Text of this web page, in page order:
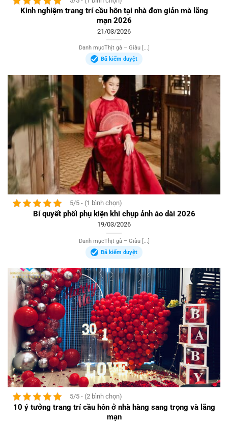
Kinh nghiệm trang trí cầu hôn tại nhà đơn giản mà lãng
mạn 2026
21/03/2026
Danh mụcThịt gà – Giàu [...]
Đã kiểm duyệt
5/5 - (1 bình chọn)
Bí quyết phối phụ kiện khi chụp ảnh áo dài 2026
19/03/2026
Danh mụcThịt gà – Giàu [...]
Đã kiểm duyệt
5/5 - (2 bình chọn)
10 ý tưởng trang trí cầu hôn ở nhà hàng sang trọng và lãng
mạn